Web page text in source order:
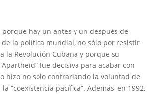
hay un antes y un después de
la política mundial, no sólo por resistir
Revolución Cubana y porque su
fue decisiva para acabar con
hizo no sólo contrariando la voluntad de
“coexistencia pacífica”. Además, en 1992,